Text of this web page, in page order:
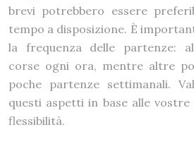
brevi potrebbero essere
tempo a disposizione. È
la frequenza delle partenze:
corse ogni ora, mentre altre
poche partenze settimanali.
questi aspetti in base alle
flessibilità.